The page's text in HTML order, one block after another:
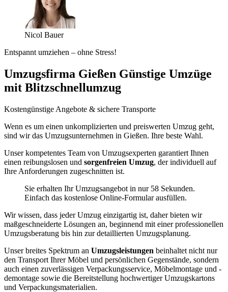
Nicol Bauer
Entspannt umziehen – ohne Stress!
Umzugsfirma Gießen Günstige Umzüge
mit Blitzschnellumzug
Kostengünstige Angebote & sichere Transporte
Wenn es um einen unkomplizierten und preiswerten Umzug geht,
sind wir das Umzugsunternehmen in Gießen. Ihre beste Wahl.
Unser kompetentes Team von Umzugsexperten garantiert Ihnen
einen reibungslosen und sorgenfreien Umzug, der individuell auf
Ihre Anforderungen zugeschnitten ist.
Sie erhalten Ihr Umzugsangebot in nur 58 Sekunden.
Einfach das kostenlose Online-Formular ausfüllen.
Wir wissen, dass jeder Umzug einzigartig ist, daher bieten wir
maßgeschneiderte Lösungen an, beginnend mit einer professionellen
Umzugsberatung bis hin zur detaillierten Umzugsplanung.
Unser breites Spektrum an Umzugsleistungen beinhaltet nicht nur
den Transport Ihrer Möbel und persönlichen Gegenstände, sondern
auch einen zuverlässigen Verpackungsservice, Möbelmontage und -
demontage sowie die Bereitstellung hochwertiger Umzugskartons
und Verpackungsmaterialien.